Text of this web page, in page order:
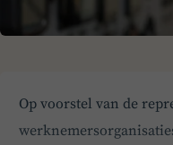
Op voorstel van de